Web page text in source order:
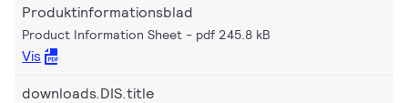
Produktinformationsblad
Product Information Sheet pdf 245.8 kB
Vis
downloads.DIS.title